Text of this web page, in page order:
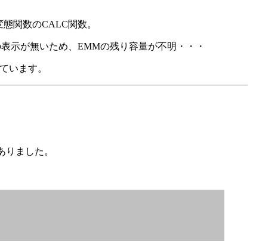
関数のCALC関数。
示が無いため、EMMの残り容量が不明・・・
います。
ました。